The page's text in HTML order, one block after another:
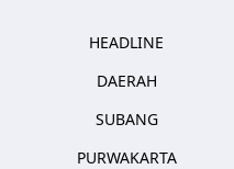
HEADLINE
DAERAH
SUBANG
PURWAKARTA